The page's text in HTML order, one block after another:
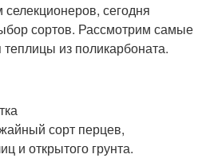
сегодня
сортов. Рассмотрим самые
из поликарбоната.
сорт перцев,
и открытого грунта.